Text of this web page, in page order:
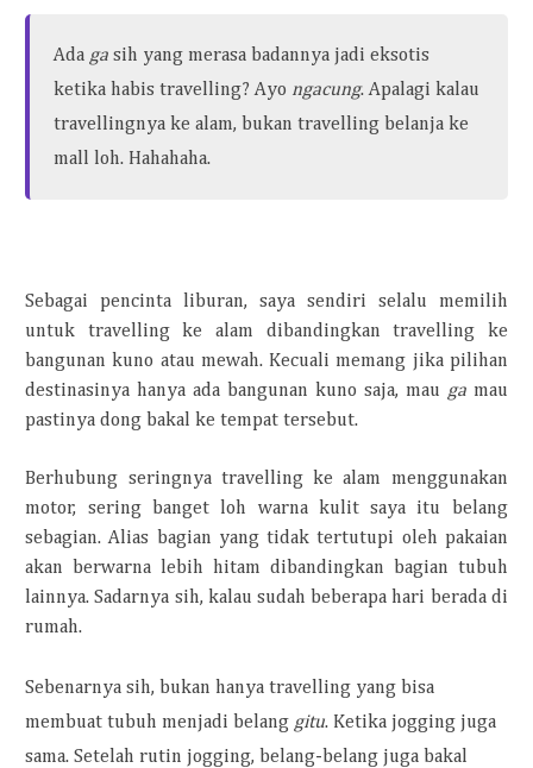
Ada ga sih yang merasa badannya jadi eksotis
ketika habis travelling? Ayo ngacung. Apalagi kalau
travellingnya ke alam, bukan travelling belanja ke
mall loh. Hahahaha.
Sebagai pencinta liburan, saya sendiri selalu memilih
untuk travelling ke alam dibandingkan travelling ke
bangunan kuno atau mewah. Kecuali memang jika pilihan
destinasinya hanya ada bangunan kuno saja, mau gamau
pastinya dong bakal ke tempat tersebut.
Berhubung seringnya travelling ke alam menggunakan
motor, sering banget loh warna kulit saya itu belang
sebagian. Alias bagian yang tidak tertutupi oleh pakaian
akan berwarna lebih hitam dibandingkan bagian tubuh
lainnya. Sadarnya sih, kalau sudah beberapa hari berada di
rumah.
Sebenarnya sih, bukan hanya travelling yang bisa
membuat tubuh menjadi belang gitu. Ketika jogging juga
sama. Setelah rutin jogging, belang-belang juga bakal